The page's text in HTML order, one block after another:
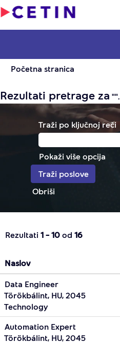
Početna stranica
Rezultati pretrage za "".
Traži po ključnoj reči
Pokaži više opcija
Obriši
Rezultati 1 – 10 od 16
Naslov
Data Engineer
Törökbálint, HU, 2045
Technology
Automation Expert
Törökbálint, HU, 2045